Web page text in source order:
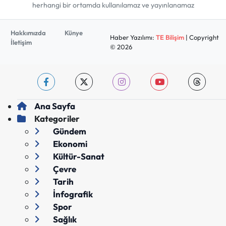
herhangi bir ortamda kullanılamaz ve yayınlanamaz
Hakkımızda
Künye
İletişim
Haber Yazılımı: TE Bilişim| Copyright
© 2026
Ana Sayfa
Kategoriler
Gündem
Ekonomi
Kültür-Sanat
Çevre
Tarih
İnfografik
Spor
Sağlık